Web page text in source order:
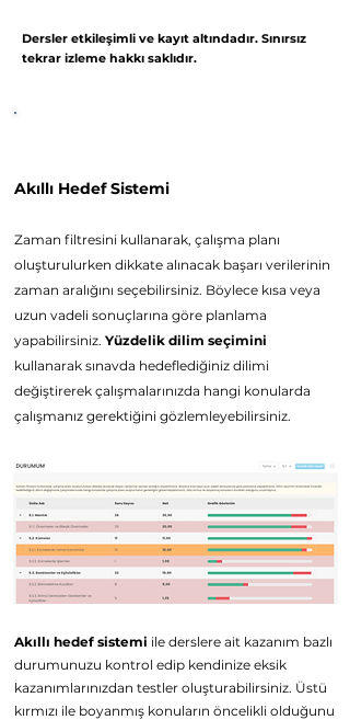
Dersler etkileşimli ve kayıt altındadır. Sınırsız
tekrar izleme hakkı saklıdır.
Akıllı Hedef Sistemi
Zaman filtresini kullanarak, çalışma planı
oluşturulurken dikkate alınacak başarı verilerinin
zaman aralığını seçebilirsiniz. Böylece kısa veya
uzun vadeli sonuçlarına göre planlama
yapabilirsiniz. Yüzdelik dilim seçimini
kullanarak sınavda hedeflediğiniz dilimi
değiştirerek çalışmalarınızda hangi konularda
çalışmanız gerektiğini gözlemleyebilirsiniz.
Akıllı hedef sistemi ile derslere ait kazanım bazlı
durumunuzu kontrol edip kendinize eksik
kazanımlarınızdan testler oluşturabilirsiniz. Üstü
kırmızı ile boyanmış konuların öncelikli olduğunu